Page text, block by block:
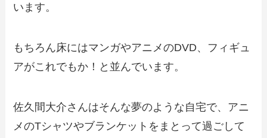
います。
もちろん床にはマンガやアニメのDVD、フィギュ
アがこれでもか！と並んでいます。
佐久間大介さんはそんな夢のような自宅で、アニ
メのTシャツやブランケットをまとって過ごして